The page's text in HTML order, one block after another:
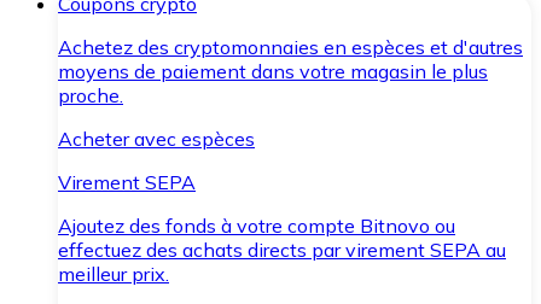
Achetez des cryptomonnaies en espèces et d'autres
moyens de paiement dans votre magasin le plus
proche.
Acheter avec espèces
Virement SEPA
Ajoutez des fonds à votre compte Bitnovo ou
effectuez des achats directs par virement SEPA au
meilleur prix.